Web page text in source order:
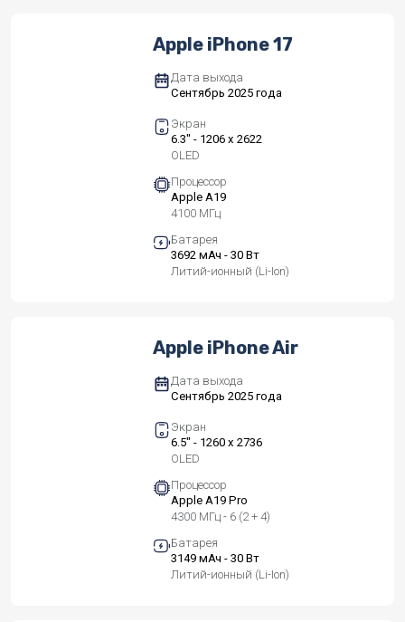
Apple iPhone 17
Дата выхода
Сентябрь 2025 года
Экран
6.3" - 1206 x 2622
OLED
Процессор
Apple A19
4100 МГц
Батарея
3692 мАч - 30 Вт
Литий-ионный (Li-Ion)
Apple iPhone Air
Дата выхода
Сентябрь 2025 года
Экран
6.5" - 1260 x 2736
OLED
Процессор
Apple A19 Pro
4300 МГц - 6 (2 + 4)
Батарея
3149 мАч - 30 Вт
Литий-ионный (Li-Ion)